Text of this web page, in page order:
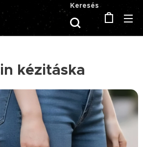
Keresés
kézitáska